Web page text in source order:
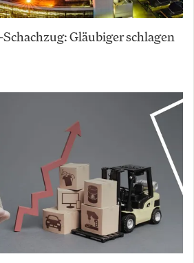
Gläubiger schlagen